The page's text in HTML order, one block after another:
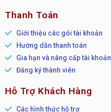
Thanh Toán
Giới thiệu các gói tài khoản
Hướng dẫn thanh toán
Gia hạn và nâng cấp tài khoản
Đăng ký thành viên
Hỗ Trợ Khách Hàng
Các hình thức hỗ trợ